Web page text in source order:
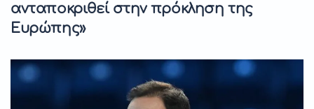
ανταποκριθεί στην πρόκληση της
Ευρώπης»